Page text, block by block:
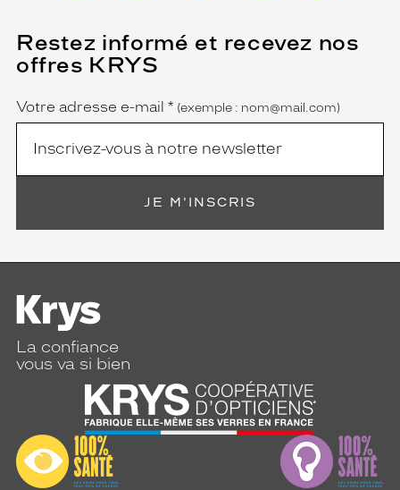
Restez informé et recevez nos
offres KRYS
Name
Votre adresse e-mail *
(Ce
champ
est
obligatoire)
(exemple : nom@mail.com)
JE M'INSCRIS
La confiance
vous va si bien